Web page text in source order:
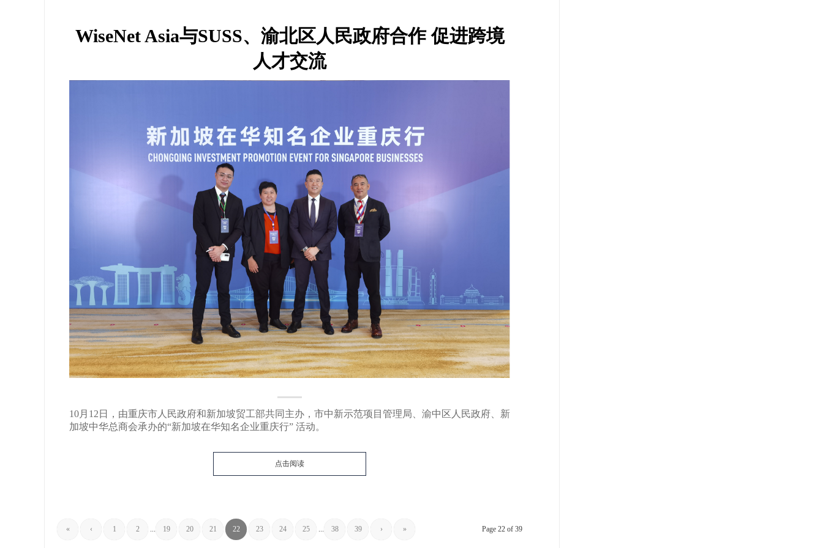
WiseNet Asia与SUSS、渝北区人民政府合作 促进跨境
人才交流
10月12日，由重庆市人民政府和新加坡贸工部共同主办，市中新示范项目管理局、渝中区人民政府、新
加坡中华总商会承办的“新加坡在华知名企业重庆行” 活动。
点击阅读
« ‹ 1 2 19 20 21 22 23 24 25 38 39 › » Page 22 of 39